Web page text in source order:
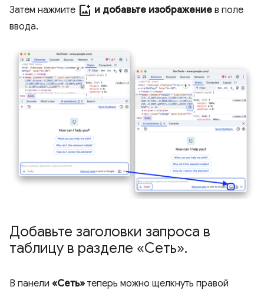
Затем нажмите add_photo_alternate и добавьте изображение в поле
ввода.
Добавьте заголовки запроса в
таблицу в разделе «Сеть».
В панели «Сеть» теперь можно щелкнуть правой